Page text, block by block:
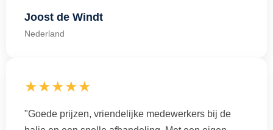
Joost de Windt
Nederland
★★★★★
"Goede prijzen, vriendelijke medewerkers bij de